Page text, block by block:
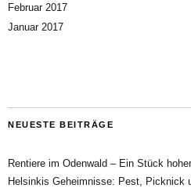
Februar 2017
Januar 2017
NEUESTE BEITRÄGE
Rentiere im Odenwald – Ein Stück
Helsinkis Geheimnisse: Pest, Picknick